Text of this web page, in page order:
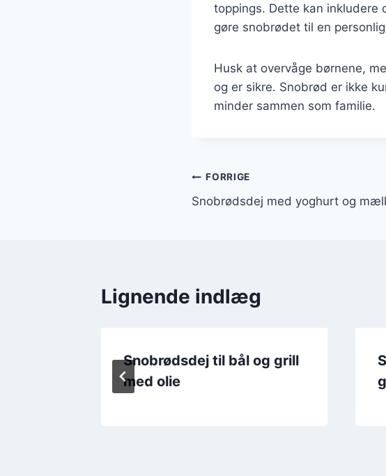
toppings. Dette kan inkludere
gøre snobrødet til en
Husk at overvåge børnene,
og er sikre. Snobrød er ikke
minder sammen som familie.
Indlægsnavigation
FORRIGE
Snobrødsdej med yoghurt og
Lignende indlæg
Snobrødsdej til bål og grill
med olie